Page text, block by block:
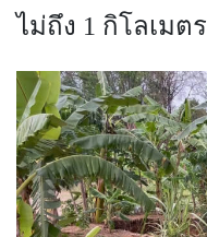
ไม่ถึง 1 กิโลเมตร